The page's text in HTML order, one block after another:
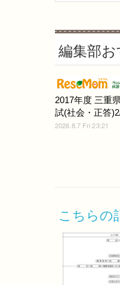
編集部
2017年度 三重
試(社会・正答
2026.8.7 Fri 23:21
こちらの